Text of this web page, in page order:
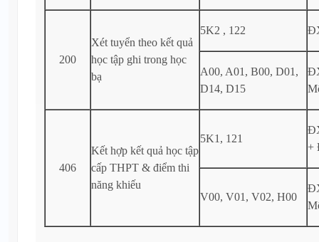
200
Xét tuyển theo kết quả
học tập ghi trong học
bạ
5K2 , 122
A00, A01, B00, D01,
D14, D15
406
Kết hợp kết quả học tập
cấp THPT & điểm thi
năng khiếu
5K1, 121
+
V00, V01, V02, H00